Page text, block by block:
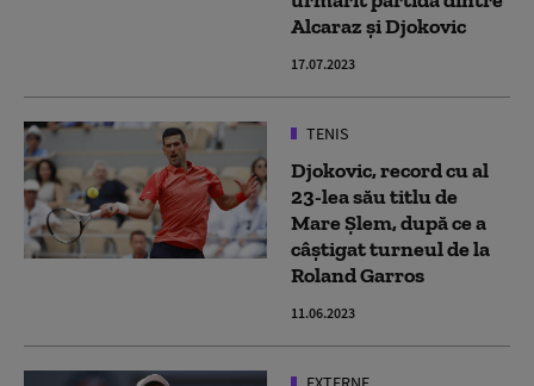
Alcaraz și Djokovic
17.07.2023
TENIS
Djokovic, record cu al
23-lea său titlu de
Mare Şlem, după ce a
câştigat turneul de la
Roland Garros
11.06.2023